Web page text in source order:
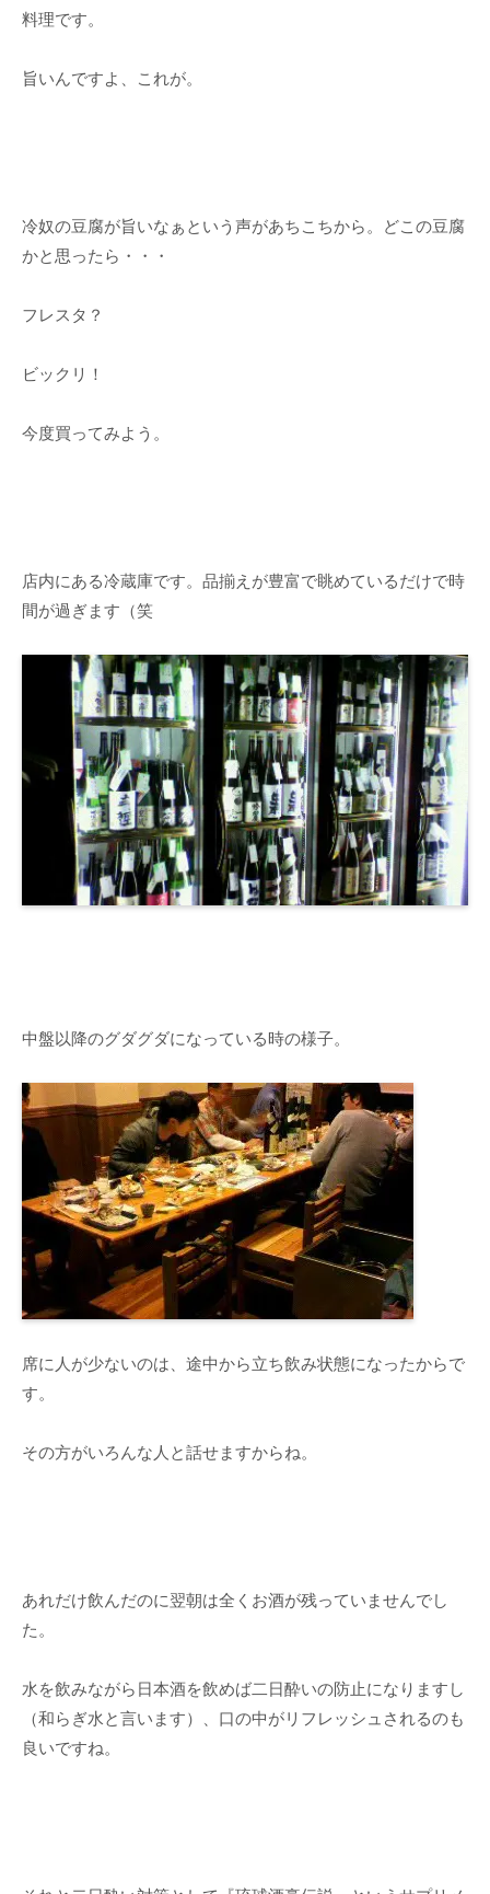
料理です。
旨いんですよ、これが。
冷奴の豆腐が旨いなぁという声があちこちから。どこの豆腐
かと思ったら・・・
フレスタ？
ビックリ！
今度買ってみよう。
店内にある冷蔵庫です。品揃えが豊富で眺めているだけで時
間が過ぎます（笑
中盤以降のグダグダになっている時の様子。
席に人が少ないのは、途中から立ち飲み状態になったからで
す。
その方がいろんな人と話せますからね。
あれだけ飲んだのに翌朝は全くお酒が残っていませんでし
た。
水を飲みながら日本酒を飲めば二日酔いの防止になりますし
（和らぎ水と言います）、口の中がリフレッシュされるのも
良いですね。